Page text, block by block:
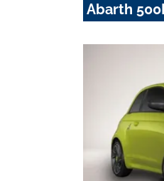
Abarth